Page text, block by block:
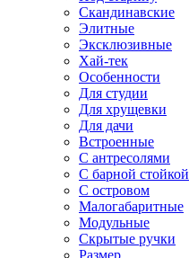
Скандинавские
Элитные
Эксклюзивные
Хай-тек
Особенности
Для студии
Для хрущевки
Для дачи
Встроенные
С антресолями
С барной стойкой
С островом
Малогабаритные
Модульные
Скрытые ручки
Размер